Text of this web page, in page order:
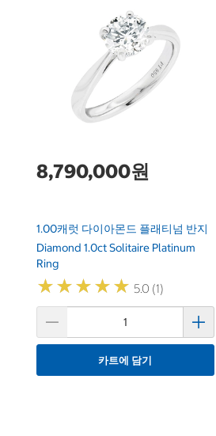
8,790,000원
1.00캐럿 다이아몬드 플래티넘 반지
Diamond 1.0ct Solitaire Platinum
Ring
★★★★★
★★★★★ 5.0 (1)
카트에 담기